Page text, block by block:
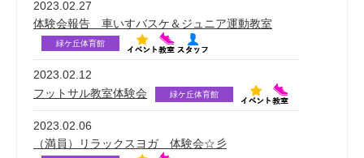
2023.02.27
体験会報告 車いすバスケ＆ジュニア運動教室
緑ケ丘体育館
2023.02.12
フットサル教室体験会
緑ケ丘体育館
2023.02.06
（満員）リラックスヨガ 体験会☆彡